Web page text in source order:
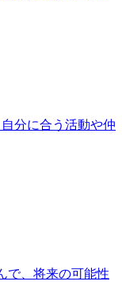
分に合う活動や仲
で、将来の可能性